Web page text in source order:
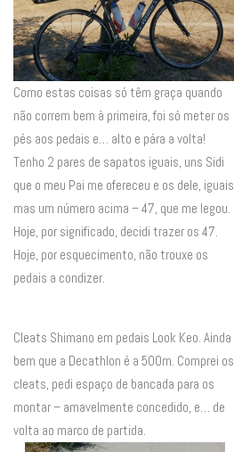
Como estas coisas só têm graça quando
não correm bem à primeira, foi só meter os
pés aos pedais e… alto e pára a volta!
Tenho 2 pares de sapatos iguais, uns Sidi
que o meu Pai me ofereceu e os dele, iguais
mas um número acima – 47, que me legou.
Hoje, por significado, decidi trazer os 47.
Hoje, por esquecimento, não trouxe os
pedais a condizer.
Cleats Shimano em pedais Look Keo. Ainda
bem que a Decathlon é a 500m. Comprei os
cleats, pedi espaço de bancada para os
montar – amavelmente concedido, e… de
volta ao marco de partida.